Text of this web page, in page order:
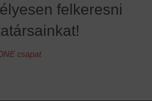
felkeresni
csapat